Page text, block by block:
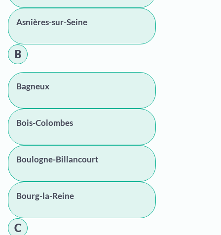
Asnières-sur-Seine
B
Bagneux
Bois-Colombes
Boulogne-Billancourt
Bourg-la-Reine
C